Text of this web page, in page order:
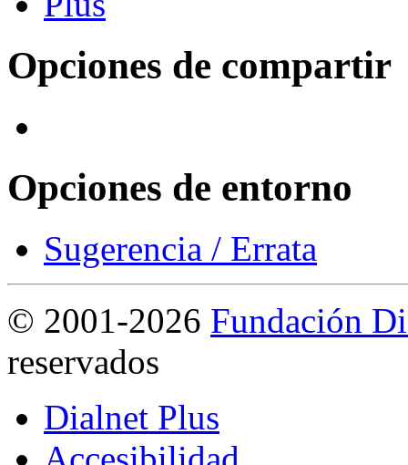
Opciones de compartir
Opciones de entorno
Sugerencia / Errata
© 2001-2026 Fundación
reservados
Dialnet Plus